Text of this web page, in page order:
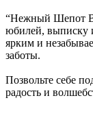
“Нежный Шепот
юбилей, выписку
ярким и
заботы.
Позвольте себе
радость и